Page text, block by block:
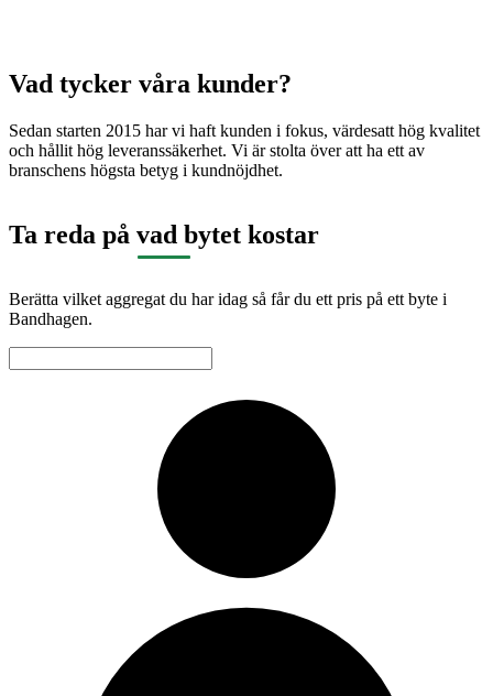
Vad tycker våra kunder?
Sedan starten 2015 har vi haft kunden i fokus, värdesatt hög kvalitet
och hållit hög leveranssäkerhet. Vi är stolta över att ha ett av
branschens högsta betyg i kundnöjdhet.
Ta reda på vad bytet kostar
Berätta vilket aggregat du har idag så får du ett pris på ett byte i
Bandhagen.